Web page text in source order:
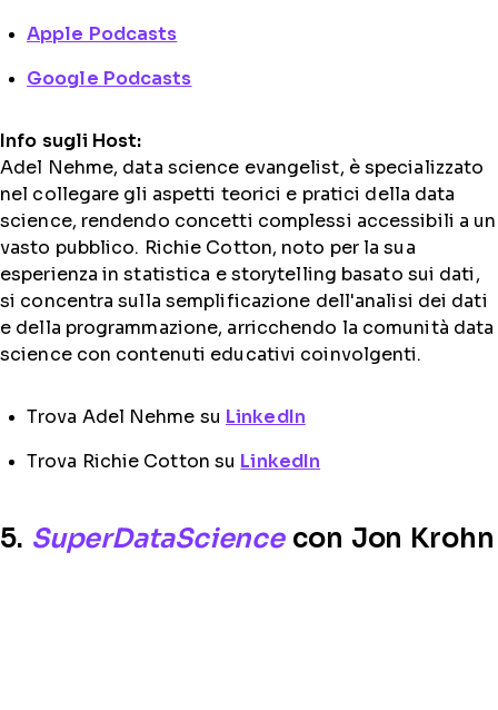
Apple Podcasts
Google Podcasts
Info sugli Host:
Adel Nehme, data science evangelist, è specializzato
nel collegare gli aspetti teorici e pratici della data
science, rendendo concetti complessi accessibili a un
vasto pubblico. Richie Cotton, noto per la sua
esperienza in statistica e storytelling basato sui dati,
si concentra sulla semplificazione dell'analisi dei dati
e della programmazione, arricchendo la comunità data
science con contenuti educativi coinvolgenti.
Trova Adel Nehme su LinkedIn
Trova Richie Cotton su LinkedIn
5. SuperDataSciencecon Jon Krohn